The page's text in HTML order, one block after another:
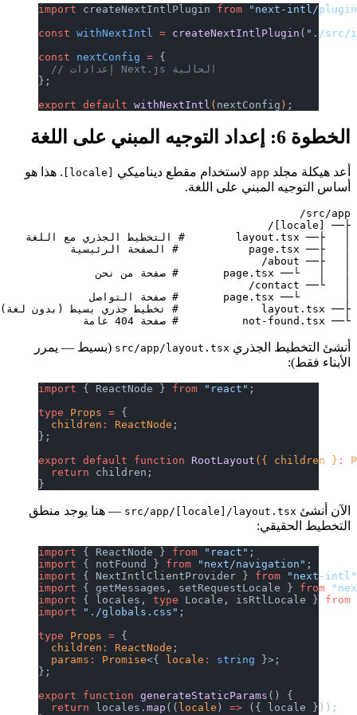
import createNextIntlPlugin from
"next-intl/
const withNextIntl = createNextIntlPlugin ( "./src/
const nextConfig = {
  // إعدادات Next.js الحالية
};
export default withNextIntl (nextConfig )
الخطوة 6: إعداد التوجيه المبني على اللغة
أعد هيكلة مجلدappلاستخدام مقطع ديناميكي [locale]
. هذا هو
أساس التوجيه المبني على اللغة.
└── not-found.tsx          # صفحة 404 عامة
أنشئ التخطيط الجذريsrc/app/layout.tsx (بسيط — يمرر
الأبناء فقط):
import { ReactNode } from "react"
type Props = {
  children
ReactNode
};
export default function RootLayout ({ children }
  return
children;
الآن أنشئsrc/app/[locale]/layout.tsx — هنا يوجد منطق
التخطيط الحقيقي:
import { ReactNode } from "react"
import { notFound } from "next/navigation"
import { NextIntlClientProvider } from
"next-
import { getMessages, setRequestLocale } from
import { locales, type Locale, isRtlLocale } from
import
"./globals.css"
type Props = {
  children
ReactNode
  params
Promise<{ locale string
}>;
};
export function generateStaticParams () {
  return
locales.map ((locale ) =>
({ locale }));